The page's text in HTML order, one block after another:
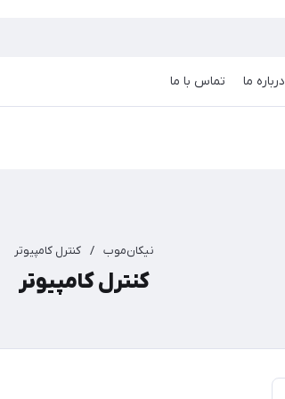
درباره ما تماس با ما
نیکان‌موب / کنترل کامپیوتر
کنترل کامپیوتر